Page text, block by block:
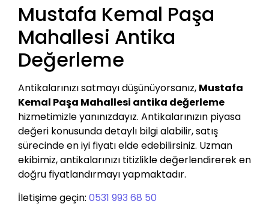
Mustafa Kemal Paşa
Mahallesi Antika
Değerleme
Antikalarınızı satmayı düşünüyorsanız, Mustafa
Kemal Paşa Mahallesi antika değerleme
hizmetimizle yanınızdayız. Antikalarınızın piyasa
değeri konusunda detaylı bilgi alabilir, satış
sürecinde en iyi fiyatı elde edebilirsiniz. Uzman
ekibimiz, antikalarınızı titizlikle değerlendirerek en
doğru fiyatlandırmayı yapmaktadır.
İletişime geçin: 0531 993 68 50